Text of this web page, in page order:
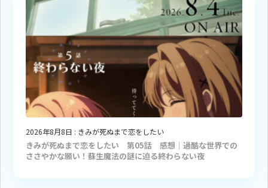
2026年8月8日 : きみが死ぬまで恋をしたい
きみが死ぬまで恋をしたい 第05話 感想｜過酷な世界での
ささやかな願い！蘇生魔法の謎に迫る終わらない夜